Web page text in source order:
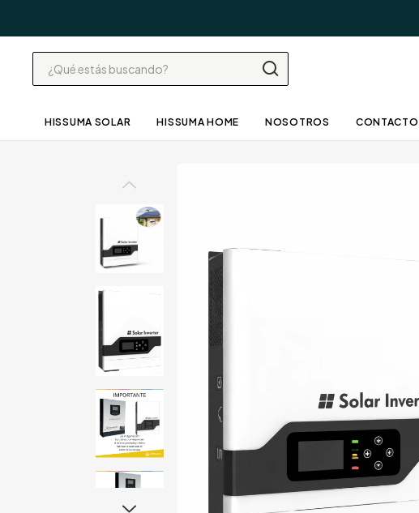
HISSUMA SOLAR HISSUMA HOME NOSOTROS CONTACTO